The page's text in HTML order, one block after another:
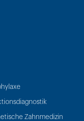
Zahnmedizin